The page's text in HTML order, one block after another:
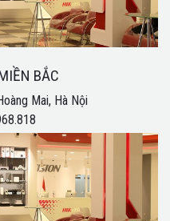
BẮC
Mai, Hà Nội